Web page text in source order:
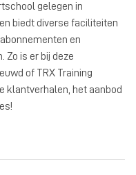
gelegen in
biedt diverse faciliteiten
en
Zo is er bij deze
of TRX Training
klantverhalen, het aanbod